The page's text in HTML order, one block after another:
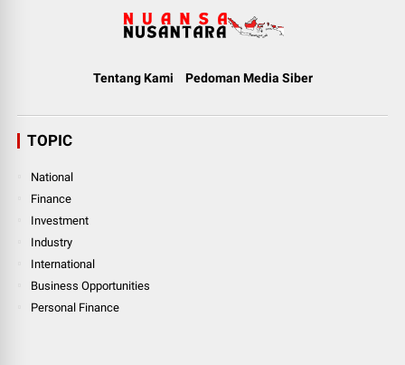
Tentang Kami Pedoman Media Siber
TOPIC
National
Finance
Investment
Industry
International
Business Opportunities
Personal Finance